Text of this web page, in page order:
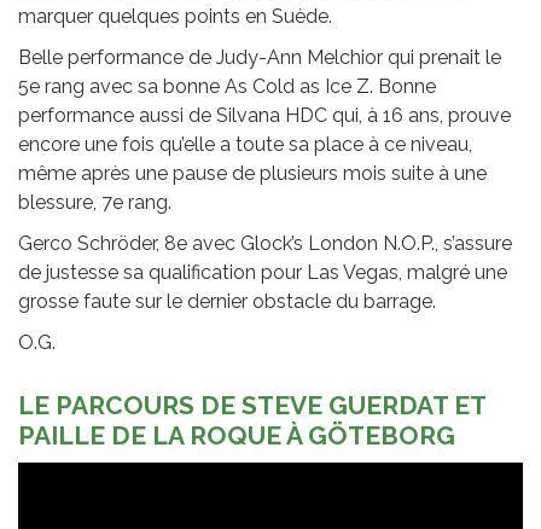
marquer quelques points en Suède.
Belle performance de Judy-Ann Melchior qui prenait le
5e rang avec sa bonne As Cold as Ice Z. Bonne
performance aussi de Silvana HDC qui, à 16 ans, prouve
encore une fois qu’elle a toute sa place à ce niveau,
même après une pause de plusieurs mois suite à une
blessure, 7e rang.
Gerco Schröder, 8e avec Glock’s London N.O.P., s’assure
de justesse sa qualification pour Las Vegas, malgré une
grosse faute sur le dernier obstacle du barrage.
O.G.
LE PARCOURS DE STEVE GUERDAT ET
PAILLE DE LA ROQUE À GÖTEBORG